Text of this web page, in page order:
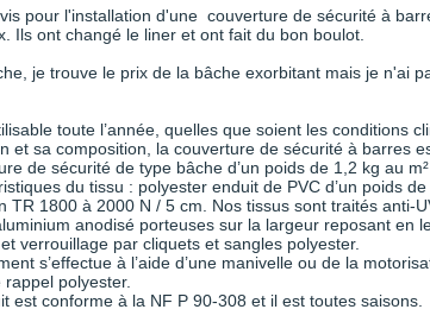
pour l'installation d'une couverture de sécurité à
Ils ont changé le liner et ont fait du bon boulot.
je trouve le prix de la bâche exorbitant mais je n'ai
toute l’année, quelles que soient les conditions
et sa composition, la couverture de sécurité à barres
de sécurité de type bâche d’un poids de 1,2 kg au m²
du tissu : polyester enduit de PVC d’un poids
TR 1800 à 2000 N / 5 cm. Nos tissus sont traités anti-
anodisé porteuses sur la largeur reposant en
verrouillage par cliquets et sangles polyester.
s’effectue à l’aide d’une manivelle ou de la
polyester.
est conforme à la NF P 90-308 et il est toutes